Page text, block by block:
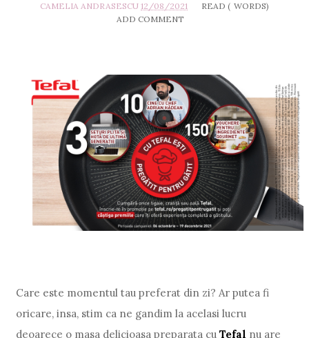
CAMELIA ANDRASESCU 12/08/2021 READ ( WORDS)
ADD COMMENT
Care este momentul tau preferat din zi? Ar putea fi
oricare, insa, stim ca ne gandim la acelasi lucru
deoarece o masa delicioasa preparata cuTefal nu are